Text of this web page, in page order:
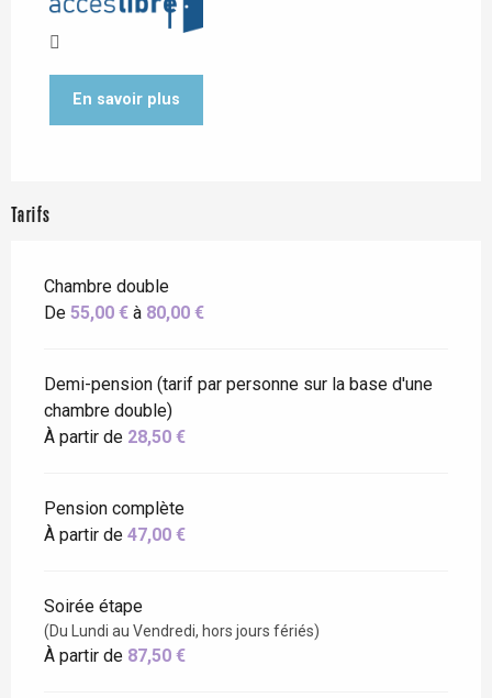
En savoir plus
Tarifs
Chambre double
De 55,00 € à 80,00 €
Demi-pension (tarif par personne sur la base d'une
chambre double)
À partir de 28,50 €
Pension complète
À partir de 47,00 €
Soirée étape
(Du Lundi au Vendredi, hors jours fériés)
À partir de 87,50 €